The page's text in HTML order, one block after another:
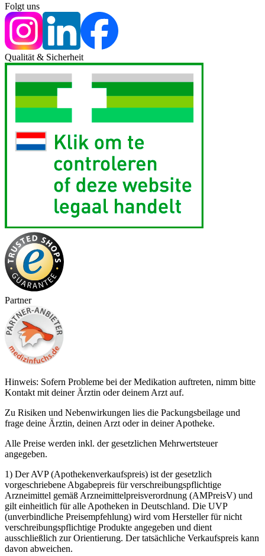
Folgt uns
Qualität & Sicherheit
Partner
Hinweis: Sofern Probleme bei der Medikation auftreten, nimm bitte
Kontakt mit deiner Ärztin oder deinem Arzt auf.
Zu Risiken und Nebenwirkungen lies die Packungsbeilage und
frage deine Ärztin, deinen Arzt oder in deiner Apotheke.
Alle Preise werden inkl. der gesetzlichen Mehrwertsteuer
angegeben.
1) Der AVP (Apothekenverkaufspreis) ist der gesetzlich
vorgeschriebene Abgabepreis für verschreibungspflichtige
Arzneimittel gemäß Arzneimittelpreisverordnung (AMPreisV) und
gilt einheitlich für alle Apotheken in Deutschland. Die UVP
(unverbindliche Preisempfehlung) wird vom Hersteller für nicht
verschreibungspflichtige Produkte angegeben und dient
ausschließlich zur Orientierung. Der tatsächliche Verkaufspreis kann
davon abweichen.